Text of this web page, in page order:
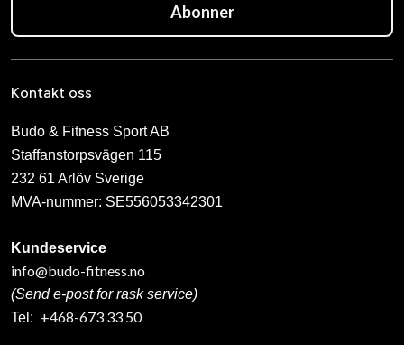
Abonner
Kontakt oss
Budo & Fitness Sport AB
Staffanstorpsvägen 115
232 61 Arlöv Sverige
MVA-nummer: SE556053342301
Kundeservice
info@budo-fitness.no
(Send e-post for rask service)
Tel: +468-673 33 50